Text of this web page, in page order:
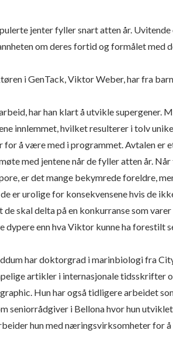
jenter fyller snart atten år. Uvitende
om deres fortid og formålet med
i GenTack, Viktor Weber, har fra
har han klart å utvikle supergener.
innlemmet, hvilket resulterer i tolv
for å være med i programmet. Avtalen er
med jentene når de fyller atten år.
er det mange bekymrede foreldre,
er urolige for konsekvensene hvis de
de skal delta på en konkurranse som varer
dypere enn hva Viktor kunne ha forestilt
har doktorgrad i marinbiologi fra
artikler i internasjonale tidsskrifter
Hun har også tidligere arbeidet
seniorrådgiver i Bellona hvor hun
hun med næringsvirksomheter for